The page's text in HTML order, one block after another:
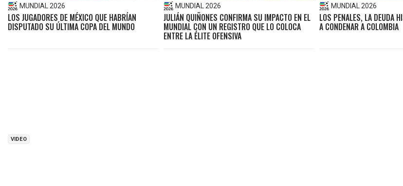
MUNDIAL 2026
LOS JUGADORES DE MÉXICO QUE HABRÍAN
DISPUTADO SU ÚLTIMA COPA DEL MUNDO
MUNDIAL 2026
JULIÁN QUIÑONES CONFIRMA SU IMPACTO EN EL
MUNDIAL CON UN REGISTRO QUE LO COLOCA
ENTRE LA ÉLITE OFENSIVA
MUNDIAL 2026
LOS PENALES, LA DEUDA
A CONDENAR A COLOMBIA
VIDEO